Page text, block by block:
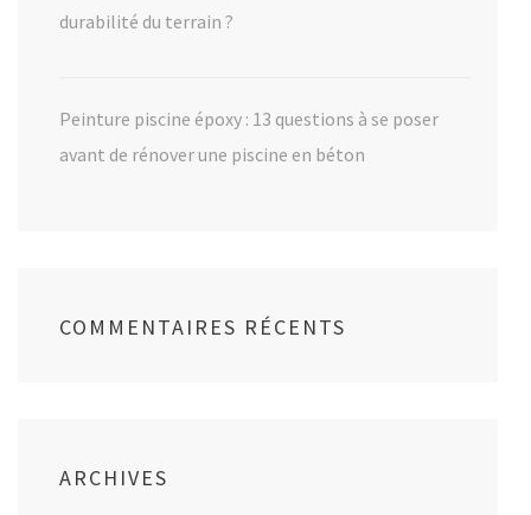
durabilité du terrain ?
Peinture piscine époxy : 13 questions à se poser
avant de rénover une piscine en béton
COMMENTAIRES RÉCENTS
ARCHIVES